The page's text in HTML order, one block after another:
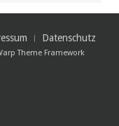
Datenschutz
Theme Framework